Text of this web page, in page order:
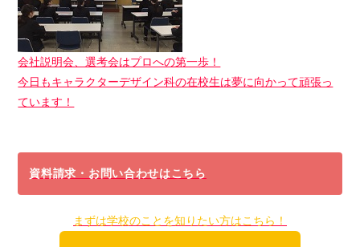
会社説明会、選考会はプロへの第一歩！
今日もキャラクターデザイン科の在校生は夢に向かって頑張っ
ています！
資料請求・お問い合わせはこちら
まずは学校のことを知りたい方はこちら！